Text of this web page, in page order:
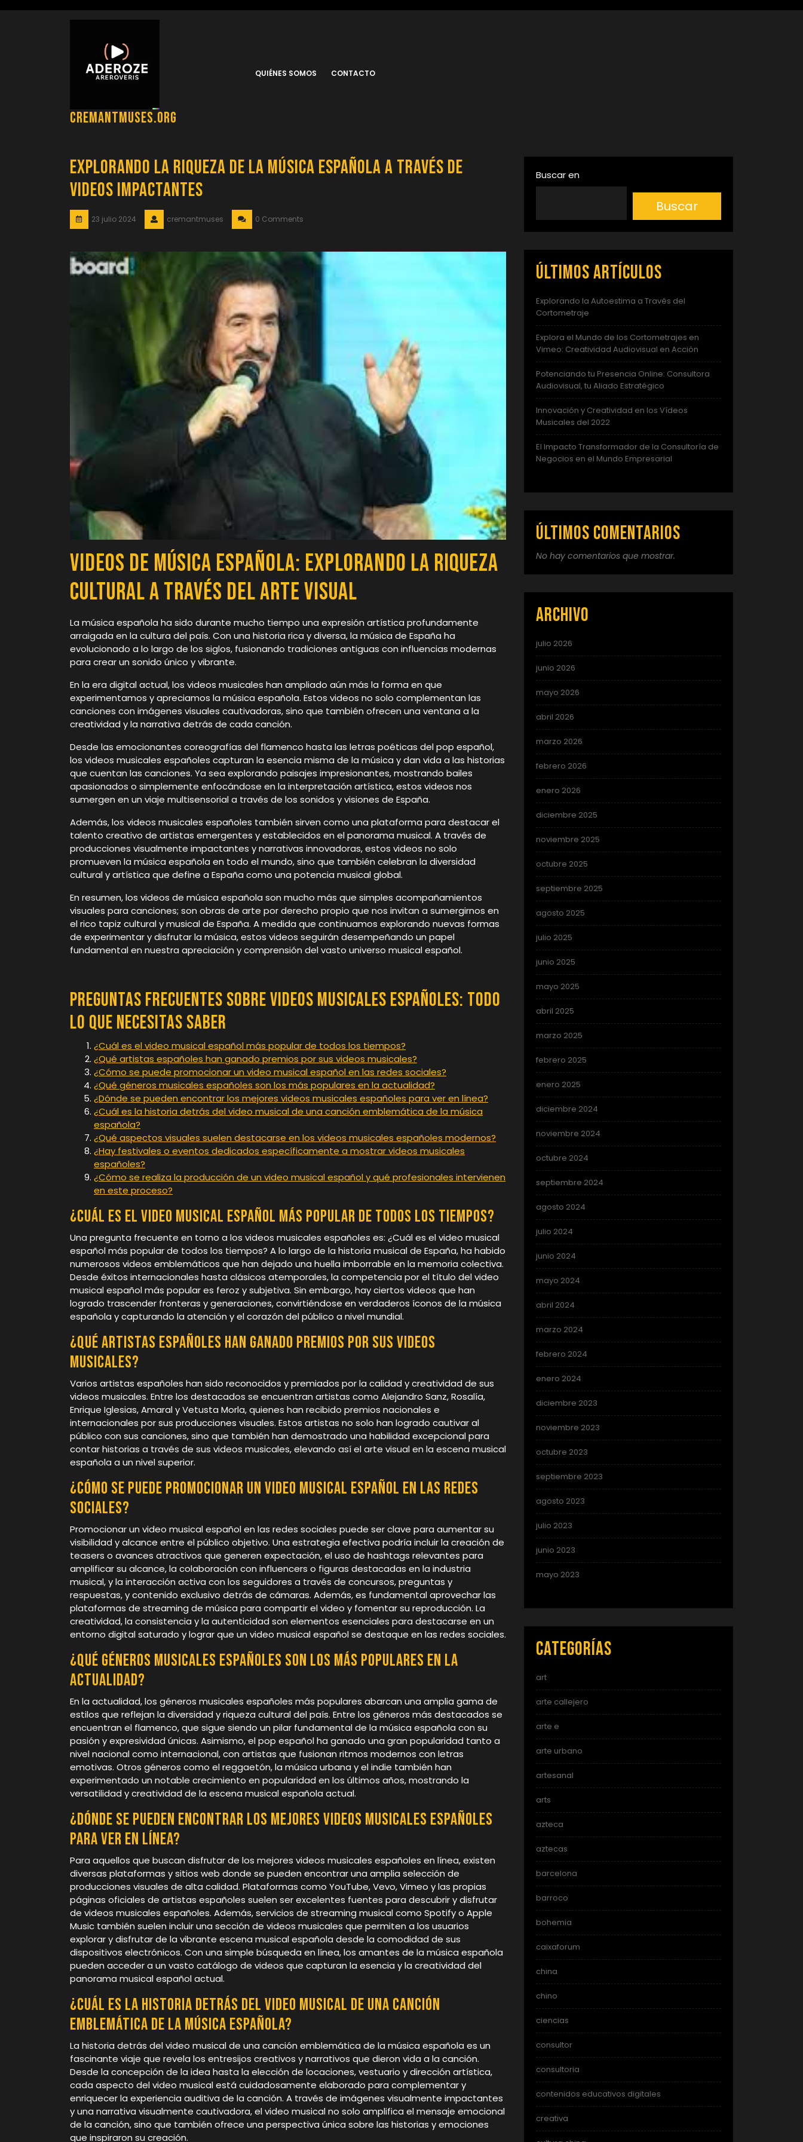
cremantmuses.org
QUIÉNES SOMOS CONTACTO
Explorando la Riqueza de la Música Española a Través de
Videos Impactantes
23 julio 2024 cremantmuses 0 Comments
Videos de Música Española: Explorando la Riqueza
Cultural a Través del Arte Visual
La música española ha sido durante mucho tiempo una expresión artística profundamente
arraigada en la cultura del país. Con una historia rica y diversa, la música de España ha
evolucionado a lo largo de los siglos, fusionando tradiciones antiguas con influencias modernas
para crear un sonido único y vibrante.
En la era digital actual, los videos musicales han ampliado aún más la forma en que
experimentamos y apreciamos la música española. Estos videos no solo complementan las
canciones con imágenes visuales cautivadoras, sino que también ofrecen una ventana a la
creatividad y la narrativa detrás de cada canción.
Desde las emocionantes coreografías del flamenco hasta las letras poéticas del pop español,
los videos musicales españoles capturan la esencia misma de la música y dan vida a las historias
que cuentan las canciones. Ya sea explorando paisajes impresionantes, mostrando bailes
apasionados o simplemente enfocándose en la interpretación artística, estos videos nos
sumergen en un viaje multisensorial a través de los sonidos y visiones de España.
Además, los videos musicales españoles también sirven como una plataforma para destacar el
talento creativo de artistas emergentes y establecidos en el panorama musical. A través de
producciones visualmente impactantes y narrativas innovadoras, estos videos no solo
promueven la música española en todo el mundo, sino que también celebran la diversidad
cultural y artística que define a España como una potencia musical global.
En resumen, los videos de música española son mucho más que simples acompañamientos
visuales para canciones; son obras de arte por derecho propio que nos invitan a sumergirnos en
el rico tapiz cultural y musical de España. A medida que continuamos explorando nuevas formas
de experimentar y disfrutar la música, estos videos seguirán desempeñando un papel
fundamental en nuestra apreciación y comprensión del vasto universo musical español.
Preguntas Frecuentes sobre Videos Musicales Españoles: Todo
lo que Necesitas Saber
¿Cuál es el video musical español más popular de todos los tiempos?
¿Qué artistas españoles han ganado premios por sus videos musicales?
¿Cómo se puede promocionar un video musical español en las redes sociales?
¿Qué géneros musicales españoles son los más populares en la actualidad?
¿Dónde se pueden encontrar los mejores videos musicales españoles para ver en línea?
¿Cuál es la historia detrás del video musical de una canción emblemática de la música
española?
¿Qué aspectos visuales suelen destacarse en los videos musicales españoles modernos?
¿Hay festivales o eventos dedicados específicamente a mostrar videos musicales
españoles?
¿Cómo se realiza la producción de un video musical español y qué profesionales intervienen
en este proceso?
¿Cuál es el video musical español más popular de todos los tiempos?
Una pregunta frecuente en torno a los videos musicales españoles es: ¿Cuál es el video musical
español más popular de todos los tiempos? A lo largo de la historia musical de España, ha habido
numerosos videos emblemáticos que han dejado una huella imborrable en la memoria colectiva.
Desde éxitos internacionales hasta clásicos atemporales, la competencia por el título del video
musical español más popular es feroz y subjetiva. Sin embargo, hay ciertos videos que han
logrado trascender fronteras y generaciones, convirtiéndose en verdaderos íconos de la música
española y capturando la atención y el corazón del público a nivel mundial.
¿Qué artistas españoles han ganado premios por sus videos
musicales?
Varios artistas españoles han sido reconocidos y premiados por la calidad y creatividad de sus
videos musicales. Entre los destacados se encuentran artistas como Alejandro Sanz, Rosalía,
Enrique Iglesias, Amaral y Vetusta Morla, quienes han recibido premios nacionales e
internacionales por sus producciones visuales. Estos artistas no solo han logrado cautivar al
público con sus canciones, sino que también han demostrado una habilidad excepcional para
contar historias a través de sus videos musicales, elevando así el arte visual en la escena musical
española a un nivel superior.
¿Cómo se puede promocionar un video musical español en las redes
sociales?
Promocionar un video musical español en las redes sociales puede ser clave para aumentar su
visibilidad y alcance entre el público objetivo. Una estrategia efectiva podría incluir la creación de
teasers o avances atractivos que generen expectación, el uso de hashtags relevantes para
amplificar su alcance, la colaboración con influencers o figuras destacadas en la industria
musical, y la interacción activa con los seguidores a través de concursos, preguntas y
respuestas, y contenido exclusivo detrás de cámaras. Además, es fundamental aprovechar las
plataformas de streaming de música para compartir el video y fomentar su reproducción. La
creatividad, la consistencia y la autenticidad son elementos esenciales para destacarse en un
entorno digital saturado y lograr que un video musical español se destaque en las redes sociales.
¿Qué géneros musicales españoles son los más populares en la
actualidad?
En la actualidad, los géneros musicales españoles más populares abarcan una amplia gama de
estilos que reflejan la diversidad y riqueza cultural del país. Entre los géneros más destacados se
encuentran el flamenco, que sigue siendo un pilar fundamental de la música española con su
pasión y expresividad únicas. Asimismo, el pop español ha ganado una gran popularidad tanto a
nivel nacional como internacional, con artistas que fusionan ritmos modernos con letras
emotivas. Otros géneros como el reggaetón, la música urbana y el indie también han
experimentado un notable crecimiento en popularidad en los últimos años, mostrando la
versatilidad y creatividad de la escena musical española actual.
¿Dónde se pueden encontrar los mejores videos musicales españoles
para ver en línea?
Para aquellos que buscan disfrutar de los mejores videos musicales españoles en línea, existen
diversas plataformas y sitios web donde se pueden encontrar una amplia selección de
producciones visuales de alta calidad. Plataformas como YouTube, Vevo, Vimeo y las propias
páginas oficiales de artistas españoles suelen ser excelentes fuentes para descubrir y disfrutar
de videos musicales españoles. Además, servicios de streaming musical como Spotify o Apple
Music también suelen incluir una sección de videos musicales que permiten a los usuarios
explorar y disfrutar de la vibrante escena musical española desde la comodidad de sus
dispositivos electrónicos. Con una simple búsqueda en línea, los amantes de la música española
pueden acceder a un vasto catálogo de videos que capturan la esencia y la creatividad del
panorama musical español actual.
¿Cuál es la historia detrás del video musical de una canción
emblemática de la música española?
La historia detrás del video musical de una canción emblemática de la música española es un
fascinante viaje que revela los entresijos creativos y narrativos que dieron vida a la canción.
Desde la concepción de la idea hasta la elección de locaciones, vestuario y dirección artística,
cada aspecto del video musical está cuidadosamente elaborado para complementar y
enriquecer la experiencia auditiva de la canción. A través de imágenes visualmente impactantes
y una narrativa visualmente cautivadora, el video musical no solo amplifica el mensaje emocional
de la canción, sino que también ofrece una perspectiva única sobre las historias y emociones
que inspiraron su creación.
Buscar en
Buscar
Últimos artículos
Explorando la Autoestima a Través del
Cortometraje
Explora el Mundo de los Cortometrajes en
Vimeo: Creatividad Audiovisual en Acción
Potenciando tu Presencia Online: Consultora
Audiovisual, tu Aliado Estratégico
Innovación y Creatividad en los Vídeos
Musicales del 2022
El Impacto Transformador de la Consultoría de
Negocios en el Mundo Empresarial
Últimos comentarios
No hay comentarios que mostrar.
Archivo
julio 2026
junio 2026
mayo 2026
abril 2026
marzo 2026
febrero 2026
enero 2026
diciembre 2025
noviembre 2025
octubre 2025
septiembre 2025
agosto 2025
julio 2025
junio 2025
mayo 2025
abril 2025
marzo 2025
febrero 2025
enero 2025
diciembre 2024
noviembre 2024
octubre 2024
septiembre 2024
agosto 2024
julio 2024
junio 2024
mayo 2024
abril 2024
marzo 2024
febrero 2024
enero 2024
diciembre 2023
noviembre 2023
octubre 2023
septiembre 2023
agosto 2023
julio 2023
junio 2023
mayo 2023
Categorías
art
arte callejero
arte e
arte urbano
artesanal
arts
azteca
aztecas
barcelona
barroco
bohemia
caixaforum
china
chino
ciencias
consultor
consultoria
contenidos educativos digitales
creativa